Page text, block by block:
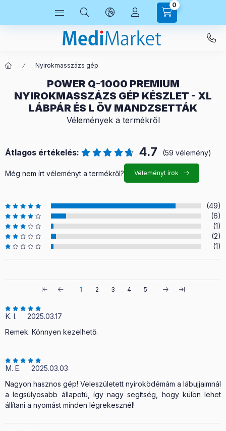
0
Nyirokmasszázs gép
POWER Q-1000 PREMIUM
NYIROKMASSZÁZS GÉP KÉSZLET - XL
LÁBPÁR ÉS L ÖV MANDZSETTÁK
Vélemények a termékről
Átlagos értékelés: 4.7 (59 vélemény)
Még nem írt véleményt a termékről? Véleményt írok
(49)
(6)
(1)
(2)
(1)
1 2 3 4 5
K. I.
2025.03.17
Remek. Könnyen kezelhető.
M. E.
2025.03.03
Nagyon hasznos gép! Veleszületett nyiroködémám a lábujjaimnál
a legsúlyosabb állapotú, így nagy segítség, hogy külön lehet
állítani a nyomást minden légrekesznél!